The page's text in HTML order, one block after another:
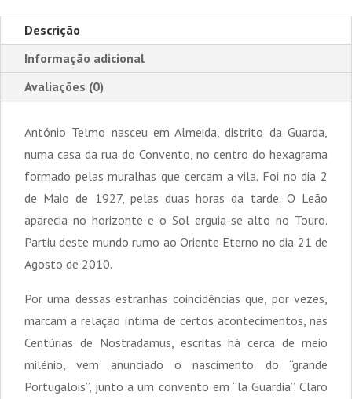
Descrição
Informação adicional
Avaliações (0)
António Telmo nasceu em Almeida, distrito da Guarda,
numa casa da rua do Convento, no centro do hexagrama
formado pelas muralhas que cercam a vila. Foi no dia 2
de Maio de 1927, pelas duas horas da tarde. O Leão
aparecia no horizonte e o Sol erguia-se alto no Touro.
Partiu deste mundo rumo ao Oriente Eterno no dia 21 de
Agosto de 2010.
Por uma dessas estranhas coincidências que, por vezes,
marcam a relação íntima de certos acontecimentos, nas
Centúrias de Nostradamus, escritas há cerca de meio
milénio, vem anunciado o nascimento do “grande
Portugalois”, junto a um convento em “la Guardia”. Claro